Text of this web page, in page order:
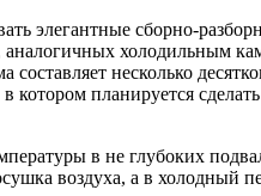
элегантные сборно-
холодильным
составляет несколько
котором планируется
в не глубоких
воздуха, а в холодный